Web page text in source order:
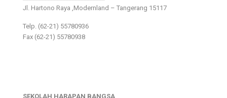
Jl. Hartono Raya ,Modernland – Tangerang 15117
Telp. (62-21) 55780936
Fax (62-21) 55780938
SEKOLAH HARAPAN BANGSA